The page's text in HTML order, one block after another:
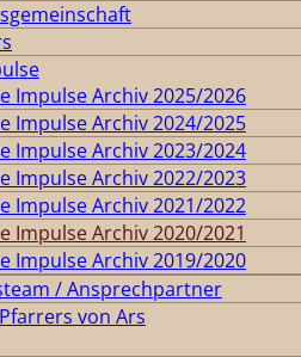
Impulse Archiv 2025/2026
Impulse Archiv 2024/2025
Impulse Archiv 2023/2024
Impulse Archiv 2022/2023
Impulse Archiv 2021/2022
Impulse Archiv 2020/2021
Impulse Archiv 2019/2020
/ Ansprechpartner
von Ars